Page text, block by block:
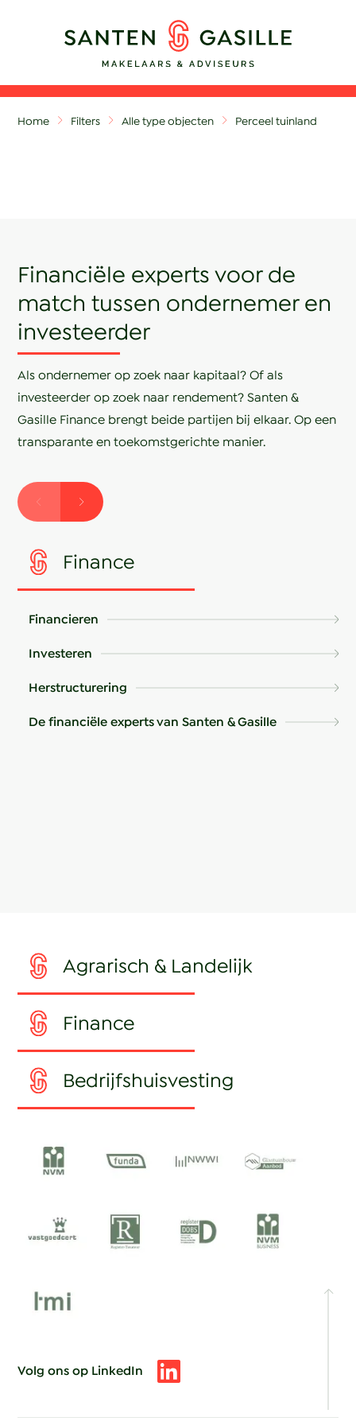
Home Filters Alle type objecten Perceel tuinland
Financiële experts voor de
match tussen ondernemer en
investeerder
Als ondernemer op zoek naar kapitaal? Of als
investeerder op zoek naar rendement? Santen &
Gasille Finance brengt beide partijen bij elkaar. Op een
transparante en toekomstgerichte manier.
Finance
Financieren
Investeren
Herstructurering
De financiële experts van Santen & Gasille
Agrarisch & Landelijk
Finance
Bedrijfshuisvesting
Volg ons op LinkedIn